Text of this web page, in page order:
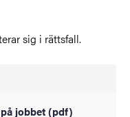
sig i rättsfall.
jobbet (pdf)